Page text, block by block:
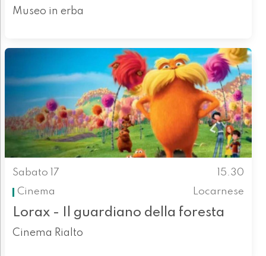
Museo in erba
Sabato 17
15.30
Cinema
Locarnese
Lorax - Il guardiano della foresta
Cinema Rialto